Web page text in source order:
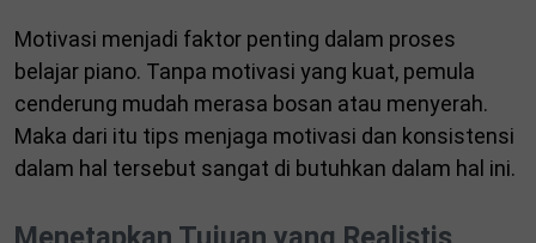
Motivasi menjadi faktor penting dalam proses
belajar piano. Tanpa motivasi yang kuat, pemula
cenderung mudah merasa bosan atau menyerah.
Maka dari itu tips menjaga motivasi dan konsistensi
dalam hal tersebut sangat di butuhkan dalam hal ini.